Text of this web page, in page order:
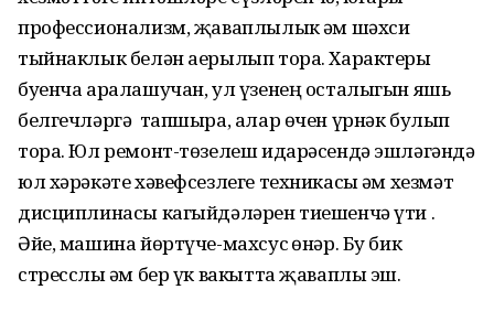
профессионализм, җаваплылык һәм шәхси
тыйнаклык белән аерылып тора. Характеры
буенча аралашучан, ул үзенең осталыгын яшь
белгечләргә тапшыра, алар өчен үрнәк булып
тора. Юл ремонт-төзелеш идарәсендә эшләгәндә
юл хәрәкәте хәвефсезлеге техникасы һәм хезмәт
дисциплинасы кагыйдәләрен тиешенчә үти .
Әйе, машина йөртүче-махсус һөнәр. Бу бик
стресслы һәм бер үк вакытта җаваплы эш.